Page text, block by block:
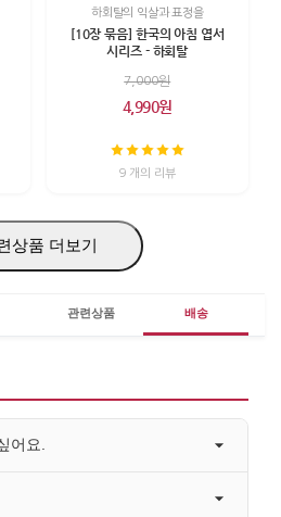
하회탈의 익살과 표정을
[10장 묶음] 한국의 아침 엽서
시리즈 - 하회탈
7,000원
4,990원
9 개의 리뷰
상품 더보기
관련상품 배송
어요.